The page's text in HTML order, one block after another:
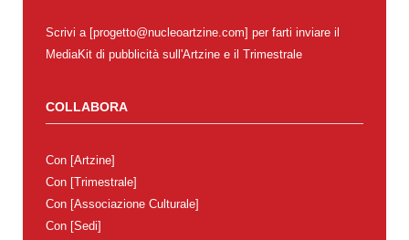
Scrivi a [progetto@nucleoartzine.com] per farti inviare il
MediaKit di pubblicità sull'Artzine e il Trimestrale
COLLABORA
Con [Artzine]
Con [Trimestrale]
Con [Associazione Culturale]
Con [Sedi]